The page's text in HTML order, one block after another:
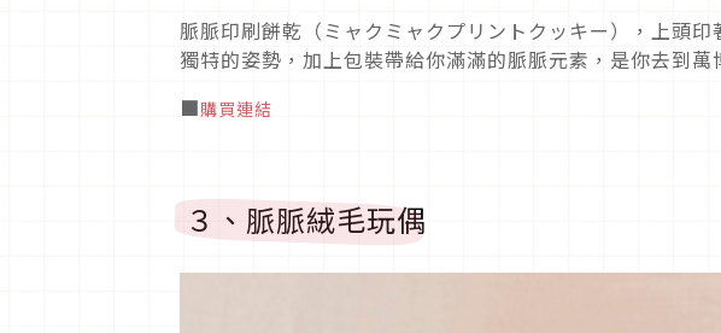
脈脈印刷餅乾（ミャクミャクプリントクッキー），上頭
獨特的姿勢，加上包裝帶給你滿滿的脈脈元素，是你去到萬
■購買連結
３、脈脈絨毛玩偶